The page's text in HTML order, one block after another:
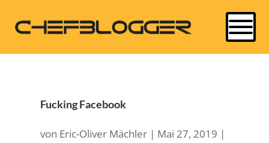
Fucking Facebook
von Eric-Oliver Mächler | Mai 27, 2019 |